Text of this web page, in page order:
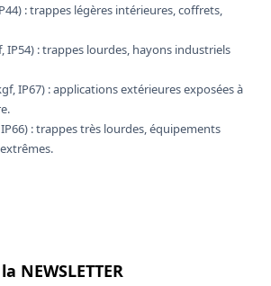
: trappes légères intérieures, coffrets,
IP54) : trappes lourdes, hayons industriels
IP67) : applications extérieures exposées à
: trappes très lourdes, équipements
NEWSLETTER